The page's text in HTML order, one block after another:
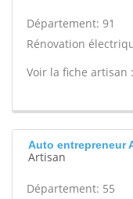
Département: 91
Rénovation
Voir la fiche artisan :
Auto entrepreneur
Artisan
Département: 55